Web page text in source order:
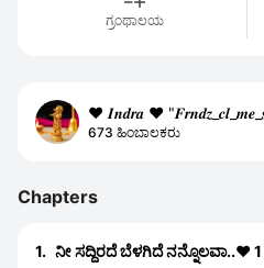
ಗ್ರಂಥಾಲಯ
❤️ 𝑰𝒏𝒅𝒓𝒂 ❤️
673 ಹಿಂಬಾಲಕರು
Chapters
1. ನೀ ಸದ್ದಿರದೆ ಬೆಳಗಿದೆ ನನ್ನೊಲವಾ..❤️ 1